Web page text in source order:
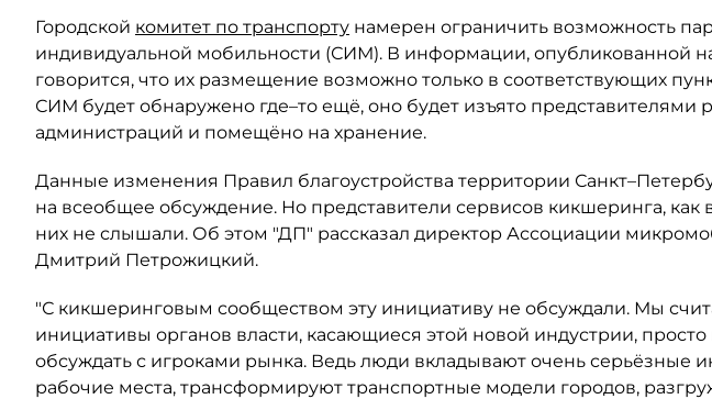
Городской комитет по транспорту намерен ограничить возможность
индивидуальной мобильности (СИМ). В информации, опубликованной
говорится, что их размещение возможно только в соответствующих
СИМ будет обнаружено где–то ещё, оно будет изъято представителями
администраций и помещёно на хранение.
Данные изменения Правил благоустройства территории
на всеобщее обсуждение. Но представители сервисов кикшеринга, как
них не слышали. Об этом "ДП" рассказал директор Ассоциации
Дмитрий Петрожицкий.
"С кикшеринговым сообществом эту инициативу не обсуждали. Мы
инициативы органов власти, касающиеся этой новой индустрии,
обсуждать с игроками рынка. Ведь люди вкладывают очень серьёзные
рабочие места, трансформируют транспортные модели городов,